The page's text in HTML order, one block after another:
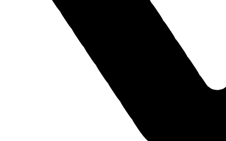
Саранск, Пролетарская 142А
Пн-Пт: 08:00-20:00, Выходные: 08:00-18:00